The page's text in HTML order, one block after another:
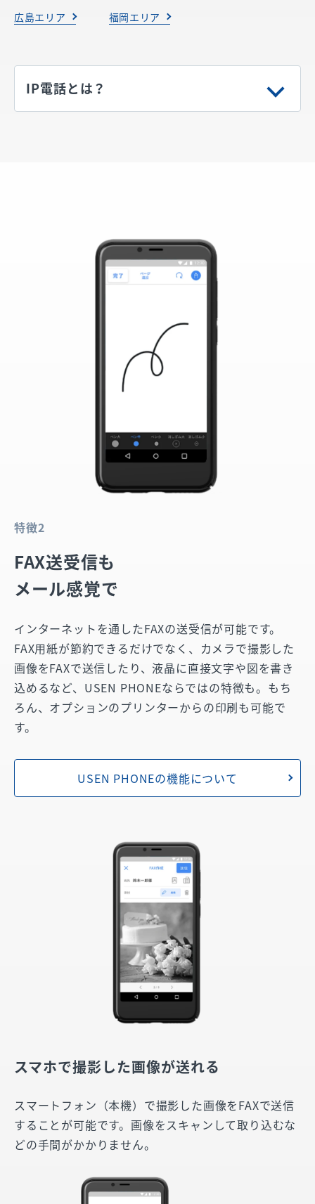
広島エリア 福岡エリア
IP電話とは？
特徴2
FAX送受信も
メール感覚で
インターネットを通したFAXの送受信が可能です。
FAX用紙が節約できるだけでなく、カメラで撮影した
画像をFAXで送信したり、液晶に直接文字や図を書き
込めるなど、USEN PHONEならではの特徴も。もち
ろん、オプションのプリンターからの印刷も可能で
す。
USEN PHONEの機能について
スマホで撮影した画像が送れる
スマートフォン（本機）で撮影した画像をFAXで送信
することが可能です。画像をスキャンして取り込むな
どの手間がかかりません。